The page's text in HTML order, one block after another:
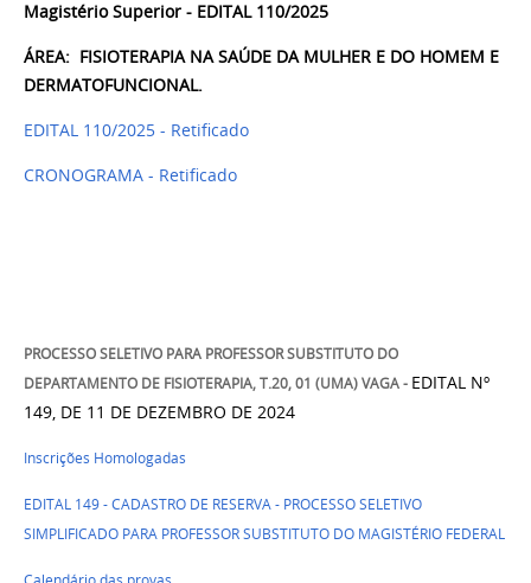
Magistério Superior - EDITAL 110/2025
ÁREA: FISIOTERAPIA NA SAÚDE DA MULHER E DO HOMEM E
DERMATOFUNCIONAL.
EDITAL 110/2025 - Retificado
CRONOGRAMA - Retificado
PROCESSO SELETIVO PARA PROFESSOR SUBSTITUTO DO
DEPARTAMENTO DE FISIOTERAPIA, T.20, 01 (UMA) VAGA - EDITAL Nº
149, DE 11 DE DEZEMBRO DE 2024
Inscrições Homologadas
EDITAL 149 - CADASTRO DE RESERVA - PROCESSO SELETIVO
SIMPLIFICADO PARA PROFESSOR SUBSTITUTO DO MAGISTÉRIO FEDERAL